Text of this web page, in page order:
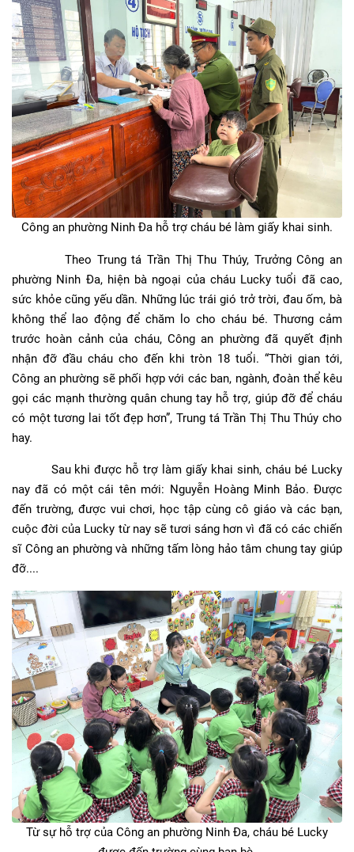
Công an phường Ninh Đa hỗ trợ cháu bé làm giấy khai sinh.
Theo Trung tá Trần Thị Thu Thúy, Trưởng Công an
phường Ninh Đa, hiện bà ngoại của cháu Lucky tuổi đã cao,
sức khỏe cũng yếu dần. Những lúc trái gió trở trời, đau ốm, bà
không thể lao động để chăm lo cho cháu bé. Thương cảm
trước hoàn cảnh của cháu, Công an phường đã quyết định
nhận đỡ đầu cháu cho đến khi tròn 18 tuổi. “Thời gian tới,
Công an phường sẽ phối hợp với các ban, ngành, đoàn thể kêu
gọi các mạnh thường quân chung tay hỗ trợ, giúp đỡ để cháu
có một tương lai tốt đẹp hơn”, Trung tá Trần Thị Thu Thúy cho
hay.
Sau khi được hỗ trợ làm giấy khai sinh, cháu bé Lucky
nay đã có một cái tên mới: Nguyễn Hoàng Minh Bảo. Được
đến trường, được vui chơi, học tập cùng cô giáo và các bạn,
cuộc đời của Lucky từ nay sẽ tươi sáng hơn vì đã có các chiến
sĩ Công an phường và những tấm lòng hảo tâm chung tay giúp
đỡ....
Từ sự hỗ trợ của Công an phường Ninh Đa, cháu bé Lucky